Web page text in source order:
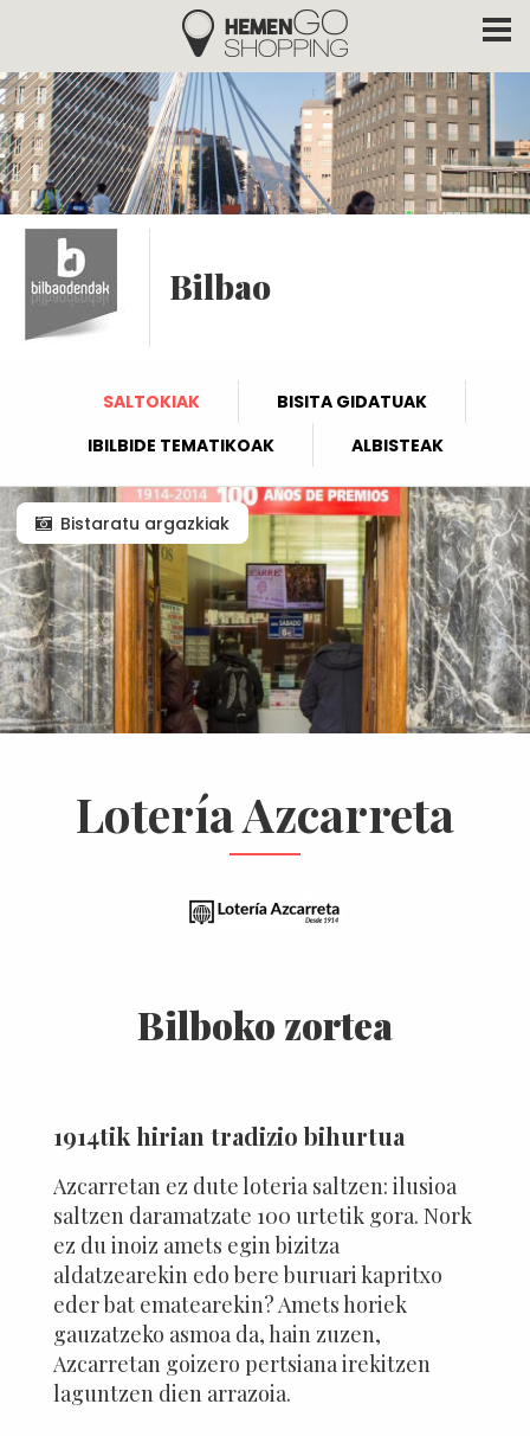
Skip to main content
Hemengo Shopping
Bilbao
SALTOKIAK
BISITA GIDATUAK
IBILBIDE TEMATIKOAK
ALBISTEAK
Bistaratu argazkiak
Lotería Azcarreta
Bilboko zortea
1914tik hirian tradizio bihurtua
Azcarretan ez dute loteria saltzen: ilusioa
saltzen daramatzate 100 urtetik gora. Nork
ez du inoiz amets egin bizitza
aldatzearekin edo bere buruari kapritxo
eder bat ematearekin? Amets horiek
gauzatzeko asmoa da, hain zuzen,
Azcarretan goizero pertsiana irekitzen
laguntzen dien arrazoia.